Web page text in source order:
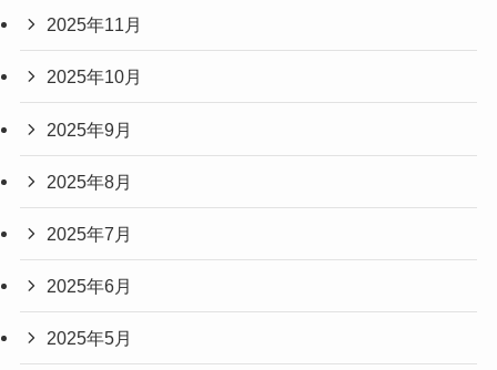
2025年11月
2025年10月
2025年9月
2025年8月
2025年7月
2025年6月
2025年5月